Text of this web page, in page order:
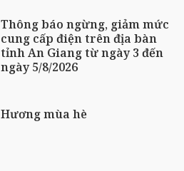
Thông báo ngừng, giảm mức
cung cấp điện trên địa bàn
tỉnh An Giang từ ngày 3 đến
ngày 5/8/2026
Hương mùa hè